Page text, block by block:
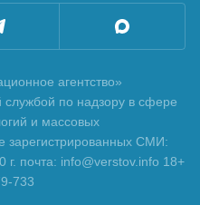
агентство»
службой по надзору в сфере
и массовых
зарегистрированных СМИ:
почта: info@verstov.info 18+
733